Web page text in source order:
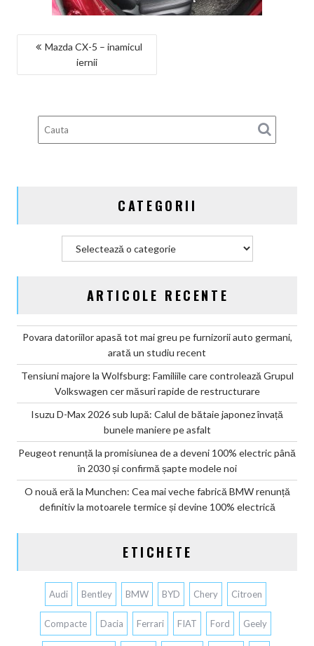
NAVIGARE
Mazda CX-5 – inamicul
iernii
CATEGORII
ARTICOLE RECENTE
Povara datoriilor apasă tot mai greu pe furnizorii auto germani,
arată un studiu recent
Tensiuni majore la Wolfsburg: Familiile care controlează Grupul
Volkswagen cer măsuri rapide de restructurare
Isuzu D-Max 2026 sub lupă: Calul de bătaie japonez învață
bunele maniere pe asfalt
Peugeot renunță la promisiunea de a deveni 100% electric până
în 2030 și confirmă șapte modele noi
O nouă eră la Munchen: Cea mai veche fabrică BMW renunță
definitiv la motoarele termice și devine 100% electrică
ETICHETE
Audi Bentley BMW BYD Chery Citroen
Compacte Dacia Ferrari FIAT Ford Geely